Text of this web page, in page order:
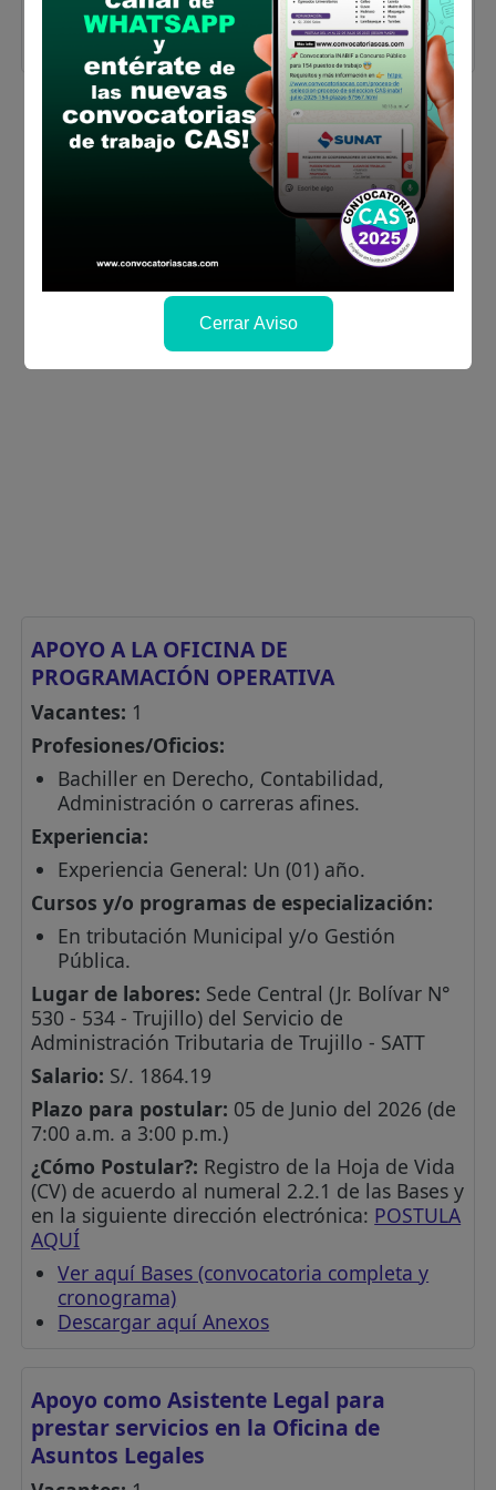
cronograma)
Descargar aquí Anexos
APOYO A LA OFICINA DE
PROGRAMACIÓN OPERATIVA
Vacantes: 1
Profesiones/Oficios:
Bachiller en Derecho, Contabilidad,
Administración o carreras afines.
Experiencia:
Experiencia General: Un (01) año.
Cursos y/o programas de especialización:
En tributación Municipal y/o Gestión
Pública.
Lugar de labores: Sede Central (Jr. Bolívar N°
530 - 534 - Trujillo) del Servicio de
Administración Tributaria de Trujillo - SATT
Salario: S/. 1864.19
Plazo para postular: 05 de Junio del 2026 (de
7:00 a.m. a 3:00 p.m.)
¿Cómo Postular?: Registro de la Hoja de Vida
(CV) de acuerdo al numeral 2.2.1 de las Bases y
en la siguiente dirección electrónica: POSTULA
AQUÍ
Ver aquí Bases (convocatoria completa y
cronograma)
Descargar aquí Anexos
Apoyo como Asistente Legal para
prestar servicios en la Oficina de
Asuntos Legales
Cerrar Aviso